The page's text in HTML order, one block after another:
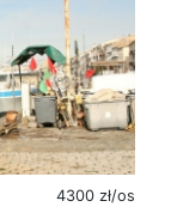
4300 zł/os